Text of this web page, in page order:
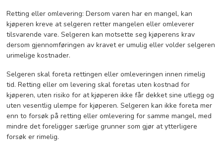
Retting eller omlevering: Dersom varen har en mangel, kan
kjøperen kreve at selgeren retter mangelen eller omleverer
tilsvarende vare. Selgeren kan motsette seg kjøperens krav
dersom gjennomføringen av kravet er umulig eller volder selgeren
urimelige kostnader.
Selgeren skal foreta rettingen eller omleveringen innen rimelig
tid. Retting eller om levering skal foretas uten kostnad for
kjøperen, uten risiko for at kjøperen ikke får dekket sine utlegg og
uten vesentlig ulempe for kjøperen. Selgeren kan ikke foreta mer
enn to forsøk på retting eller omlevering for samme mangel, med
mindre det foreligger særlige grunner som gjør at ytterligere
forsøk er rimelig.